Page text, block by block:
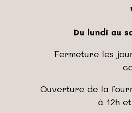
Du lundi au
Fermeture les
Ouverture de la
à 12h